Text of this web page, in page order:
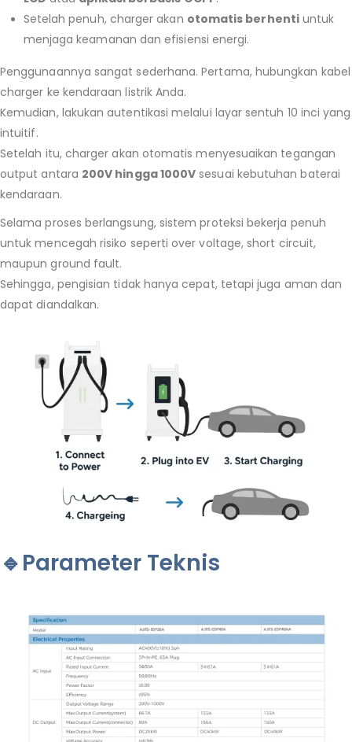
Setelah penuh, charger akan otomatis berhentiuntuk
menjaga keamanan dan efisiensi energi.
Penggunaannya sangat sederhana. Pertama, hubungkan kabel
charger ke kendaraan listrik Anda.
Kemudian, lakukan autentikasi melalui layar sentuh 10 inci yang
intuitif.
Setelah itu, charger akan otomatis menyesuaikan tegangan
output antara 200V hingga 1000V sesuai kebutuhan baterai
kendaraan.
Selama proses berlangsung, sistem proteksi bekerja penuh
untuk mencegah risiko seperti over voltage, short circuit,
maupun ground fault.
Sehingga, pengisian tidak hanya cepat, tetapi juga aman dan
dapat diandalkan.
🔹Parameter Teknis